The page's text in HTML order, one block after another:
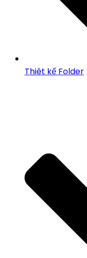
Thiêt kế Folder